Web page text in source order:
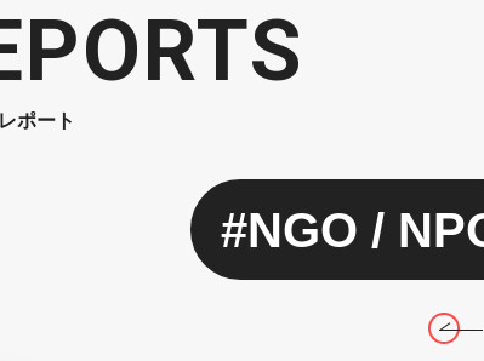
ポート
NGO /